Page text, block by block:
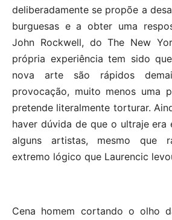
deliberadamente se propõe a
burguesas e a obter uma
John Rockwell, do The New
própria experiência tem sido
nova arte são rápidos
provocação, muito menos uma
pretende literalmente torturar.
haver dúvida de que o ultraje
alguns artistas, mesmo que
extremo lógico que Laurencic
Cena homem cortando o olho